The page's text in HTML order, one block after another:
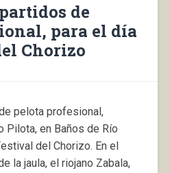
de
para el día
Chorizo
pelota profesional,
Pilota, en Baños de Río
del Chorizo. En el
la jaula, el riojano Zabala,